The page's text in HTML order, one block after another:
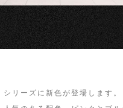
リーズに新色が登場します。